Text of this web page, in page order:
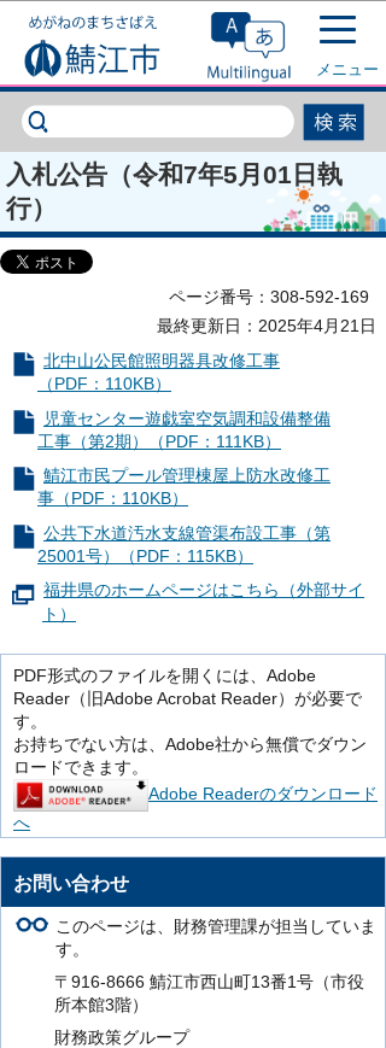
このページの本文へ移動
メニュー
入札公告（令和7年5月01日執
行）
ページ番号：308-592-169
最終更新日：2025年4月21日
北中山公民館照明器具改修工事
（PDF：110KB）
児童センター遊戯室空気調和設備整備
工事（第2期）（PDF：111KB）
鯖江市民プール管理棟屋上防水改修工
事（PDF：110KB）
公共下水道汚水支線管渠布設工事（第
25001号）（PDF：115KB）
福井県のホームページはこちら（外部サイ
ト）
PDF形式のファイルを開くには、Adobe
Reader（旧Adobe Acrobat Reader）が必要で
す。
お持ちでない方は、Adobe社から無償でダウン
ロードできます。
Adobe Readerのダウンロード
へ
お問い合わせ
このページは、財務管理課が担当していま
す。
〒916-8666 鯖江市西山町13番1号（市役
所本館3階）
財務政策グループ